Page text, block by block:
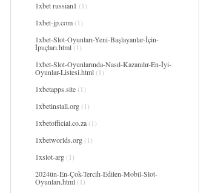
1xbet russian1 (1)
1xbet-jp.com(1)
1xbet-Slot-Oyunları-Yeni-Başlayanlar-İçin-
İpuçları.html(1)
1xbet-Slot-Oyunlarında-Nasıl-Kazanılır-En-İyi-
Oyunlar-Listesi.html(1)
1xbetapps.site(1)
1xbetinstall.org(1)
1xbetofficial.co.za(1)
1xbetworlds.org(1)
1xslot-arg(1)
2024ün-En-Çok-Tercih-Edilen-Mobil-Slot-
Oyunları.html(1)